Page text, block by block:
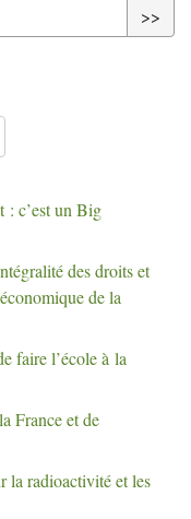
>>
: c’est un Big
des droits et
de la
faire l’école à la
France et de
la radioactivité et les